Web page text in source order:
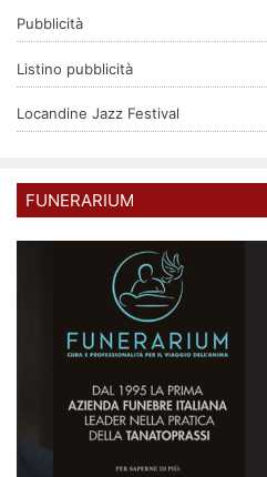
Pubblicità
Listino pubblicità
Locandine Jazz Festival
FUNERARIUM